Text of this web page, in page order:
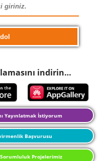
indirin…
Yayınlatmak İstiyorum
Başvurusu
Sorumluluk Projelerimiz